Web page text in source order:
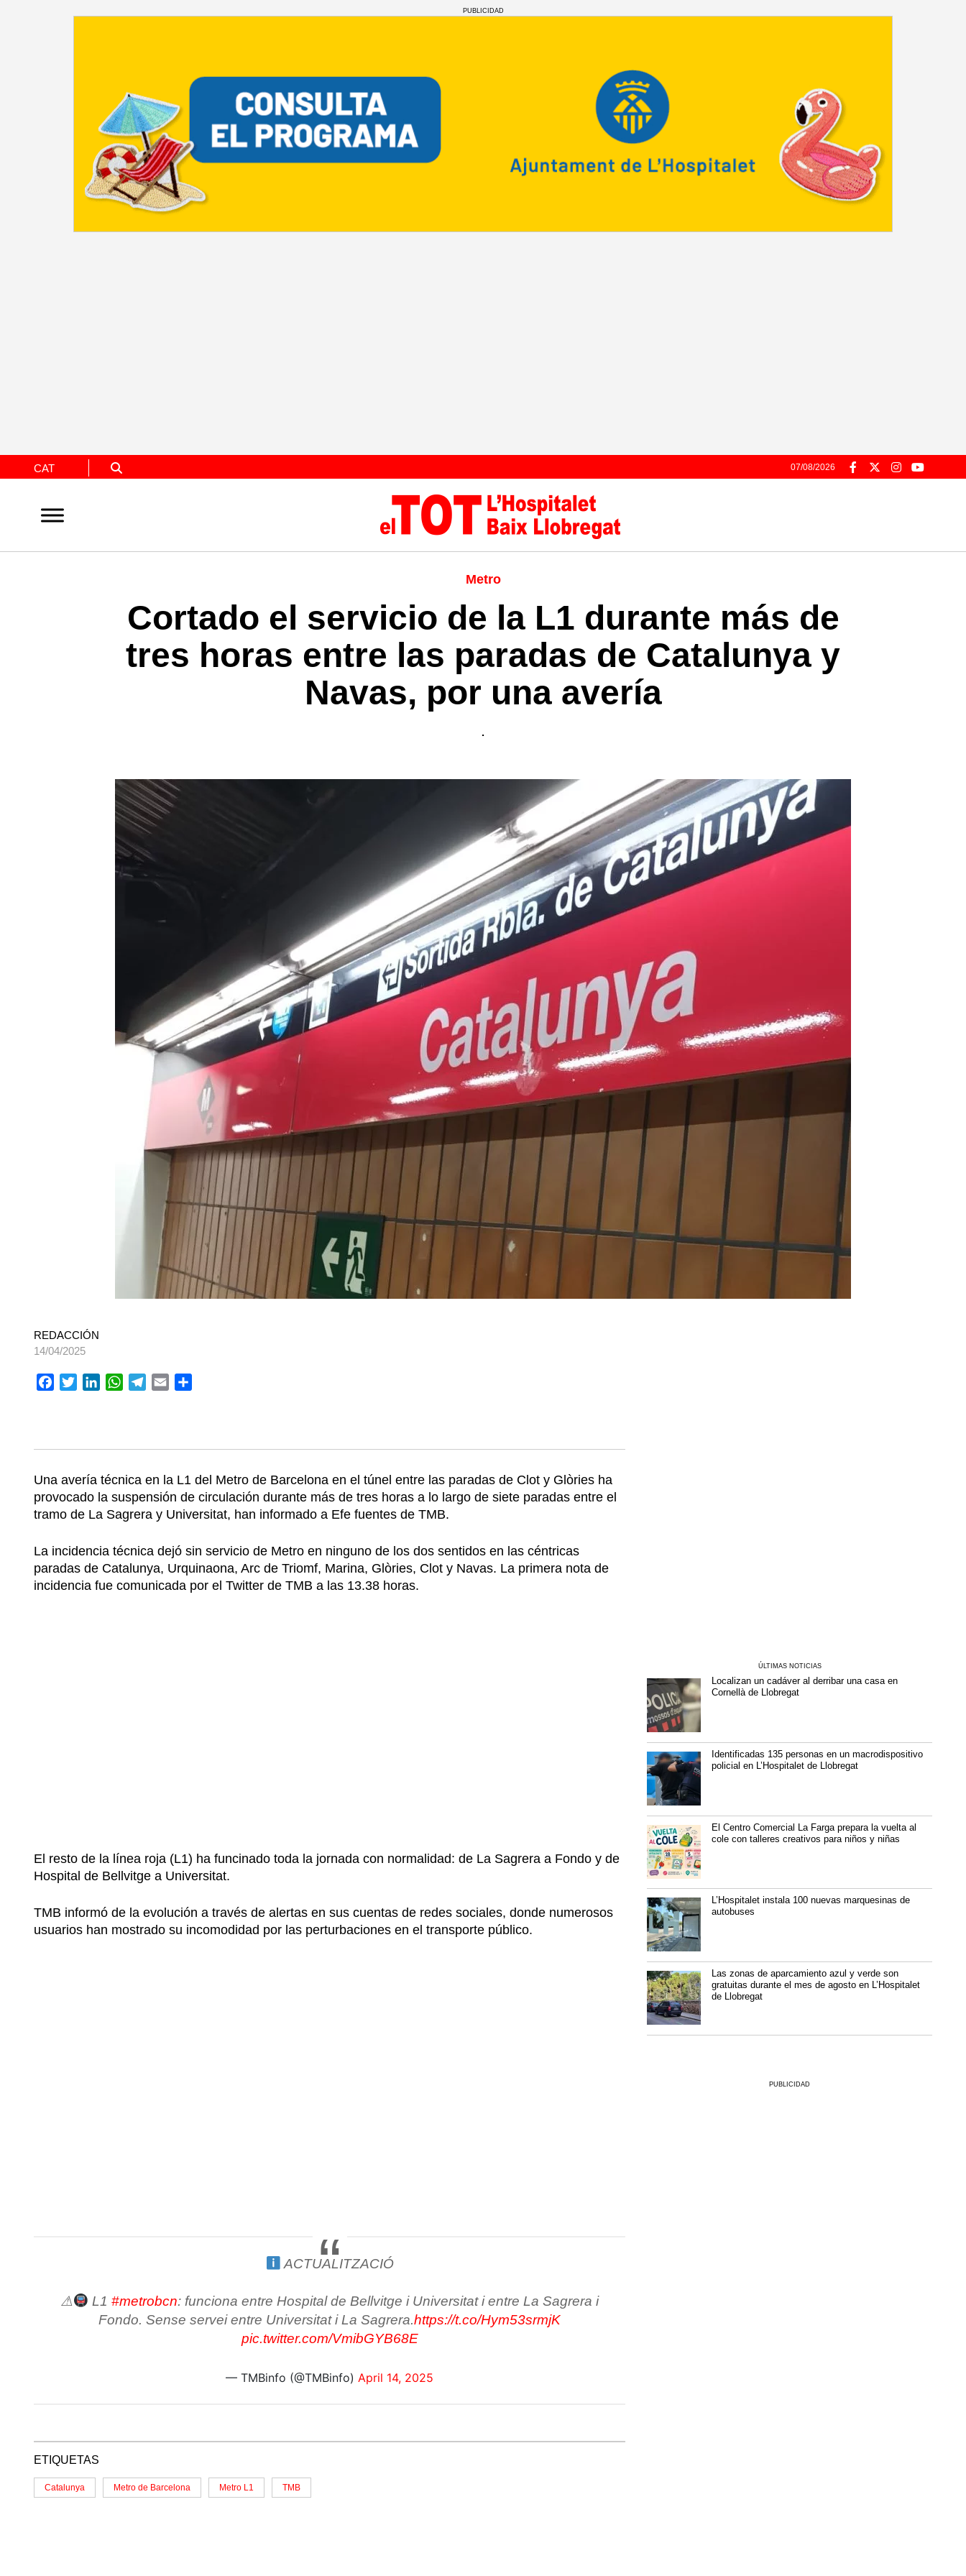
PUBLICIDAD
CAT 07/08/2026
Metro
Cortado el servicio de la L1 durante más de
tres horas entre las paradas de Catalunya y
Navas, por una avería
.
REDACCIÓN
14/04/2025
FacebookTwitterLinkedInWhatsApp
Telegram
Email
Una avería técnica en la L1 del Metro de Barcelona en el túnel entre las paradas de Clot y Glòries ha
provocado la suspensión de circulación durante más de tres horas a lo largo de siete paradas entre el
tramo de La Sagrera y Universitat, han informado a Efe fuentes de TMB.
La incidencia técnica dejó sin servicio de Metro en ninguno de los dos sentidos en las céntricas
paradas de Catalunya, Urquinaona, Arc de Triomf, Marina, Glòries, Clot y Navas. La primera nota de
incidencia fue comunicada por el Twitter de TMB a las 13.38 horas.
El resto de la línea roja (L1) ha funcinado toda la jornada con normalidad: de La Sagrera a Fondo y de
Hospital de Bellvitge a Universitat.
TMB informó de la evolución a través de alertas en sus cuentas de redes sociales, donde numerosos
usuarios han mostrado su incomodidad por las perturbaciones en el transporte público.
ACTUALITZACIÓ
⚠ L1#metrobcn: funciona entre Hospital de Bellvitge i Universitat i entre La Sagrera i
Fondo. Sense servei entre Universitat i La Sagrera.https://t.co/Hym53srmjK
pic.twitter.com/VmibGYB68E
— TMBinfo (@TMBinfo) April 14, 2025
ETIQUETAS
Catalunya Metro de Barcelona Metro L1 TMB
ÚLTIMAS NOTICIAS
Localizan un cadáver al derribar una casa en
Cornellà de Llobregat
Identificadas 135 personas en un macrodispositivo
policial en L’Hospitalet de Llobregat
El Centro Comercial La Farga prepara la vuelta al
cole con talleres creativos para niños y niñas
L’Hospitalet instala 100 nuevas marquesinas de
autobuses
Las zonas de aparcamiento azul y verde son
gratuitas durante el mes de agosto en L’Hospitalet
de Llobregat
PUBLICIDAD